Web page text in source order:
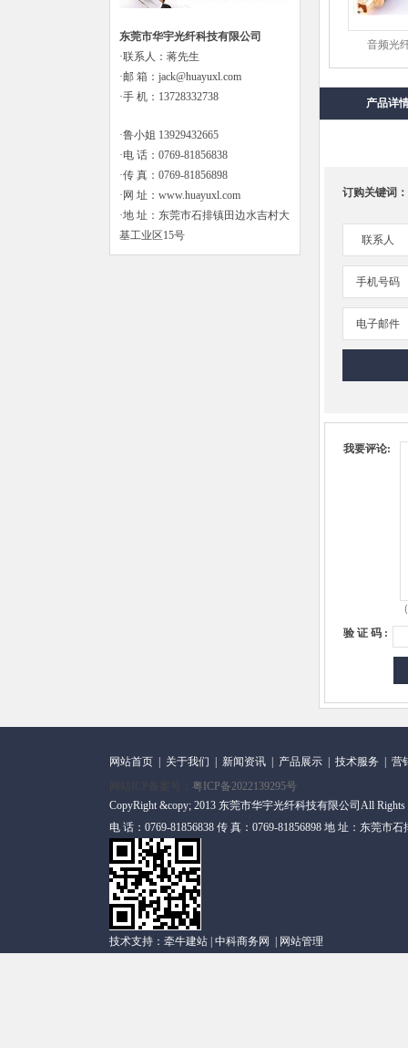
东莞市华宇光纤科技有限公司
·联系人：蒋先生
·邮 箱：jack@huayuxl.com
·手 机：13728332738
·鲁小姐 13929432665
·电 话：0769-81856838
·传 真：0769-81856898
·网 址：www.huayuxl.com
·地 址：东莞市石排镇田边水吉村大
基工业区15号
音频光
产品详
订购关键词：
联系人
手机号码
电子邮件
我要评论:
验 证 码 :
网站首页 关于我们 新闻资讯 产品展示 技术服务
营
粤ICP备2022139295号
CopyRight &copy; 2013 东莞市华宇光纤科技有限公司All
电 话：0769-81856838 传 真：0769-81856898 地 址：东莞市
技术支持： 牵牛建站 中科商务网 网站管理